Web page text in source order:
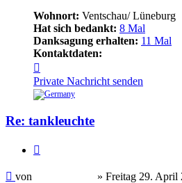
Wohnort: Ventschau/ Lüneburg
Hat sich bedankt: 8 Mal
Danksagung erhalten: 11 Mal
Kontaktdaten:
von
rennschwein
Private Nachricht senden
Re: tankleuchte
Beitrag
von » Freitag 29. April